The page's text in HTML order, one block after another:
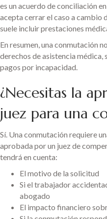
es un acuerdo de conciliación
acepta cerrar el caso a cambio
suele incluir prestaciones
En resumen, una conmutación
derechos de asistencia
pagos por incapacidad.
¿Necesitas la
juez para una
Sí. Una conmutación requiere
aprobada por un juez de
tendrá en cuenta:
El motivo de la solicitud
Si el trabajador
abogado
El impacto financiero